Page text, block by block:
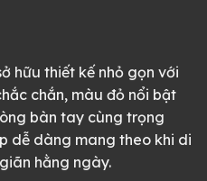
hữu thiết kế nhỏ gọn với
chắn, màu đỏ nổi bật
bàn tay cùng trọng
dễ dàng mang theo khi di
hằng ngày.